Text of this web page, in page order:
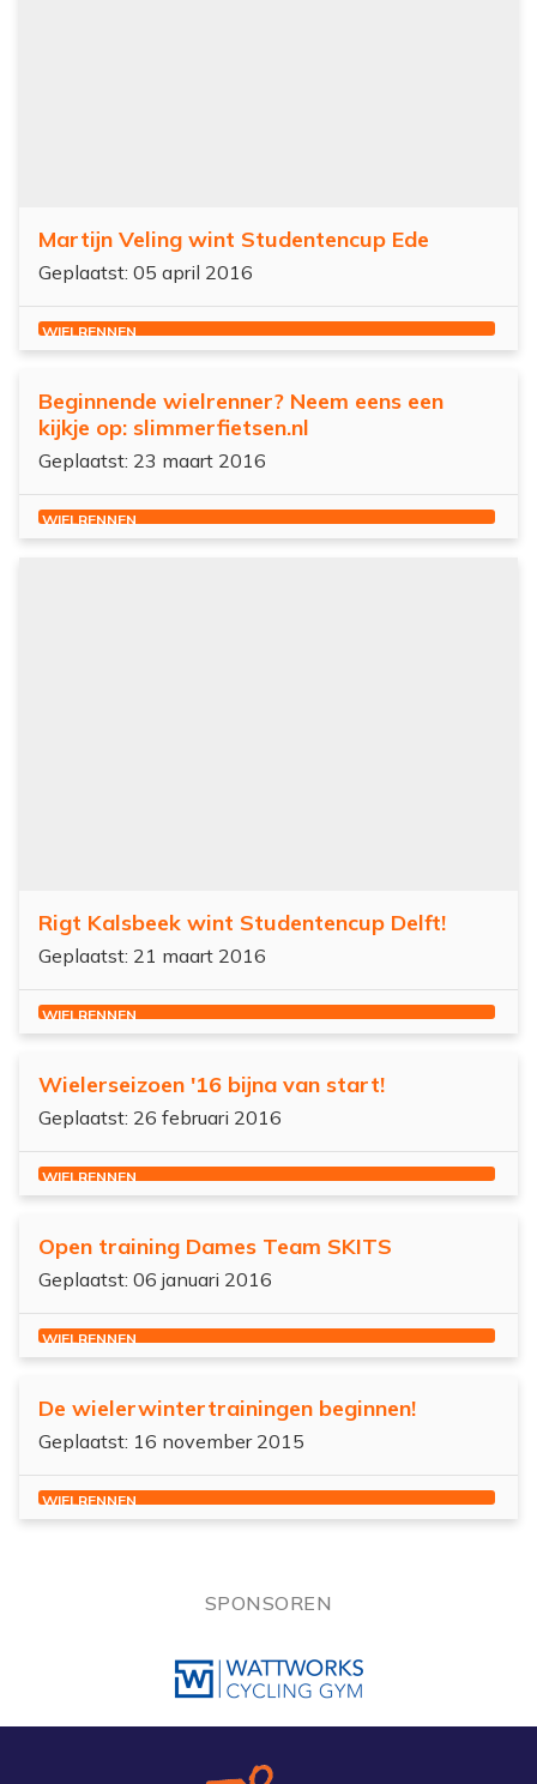
Martijn Veling wint Studentencup Ede
Geplaatst: 05 april 2016
WIELRENNEN
Beginnende wielrenner? Neem eens een
kijkje op: slimmerfietsen.nl
Geplaatst: 23 maart 2016
WIELRENNEN
Rigt Kalsbeek wint Studentencup Delft!
Geplaatst: 21 maart 2016
WIELRENNEN
Wielerseizoen '16 bijna van start!
Geplaatst: 26 februari 2016
WIELRENNEN
Open training Dames Team SKITS
Geplaatst: 06 januari 2016
WIELRENNEN
De wielerwintertrainingen beginnen!
Geplaatst: 16 november 2015
WIELRENNEN
SPONSOREN